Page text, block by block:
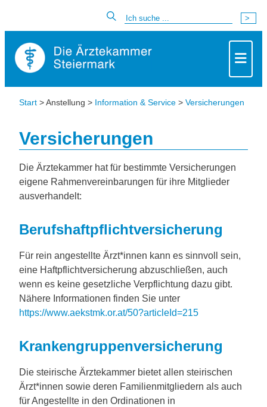
Start > Anstellung > Information & Service > Versicherungen
Versicherungen
Die Ärztekammer hat für bestimmte Versicherungen
eigene Rahmenvereinbarungen für ihre Mitglieder
ausverhandelt:
Berufshaftpflichtversicherung
Für rein angestellte Ärzt*innen kann es sinnvoll sein,
eine Haftpflichtversicherung abzuschließen, auch
wenn es keine gesetzliche Verpflichtung dazu gibt.
Nähere Informationen finden Sie unter
https://www.aekstmk.or.at/50?articleId=215
Krankengruppenversicherung
Die steirische Ärztekammer bietet allen steirischen
Ärzt*innen sowie deren Familienmitgliedern als auch
für Angestellte in den Ordinationen in